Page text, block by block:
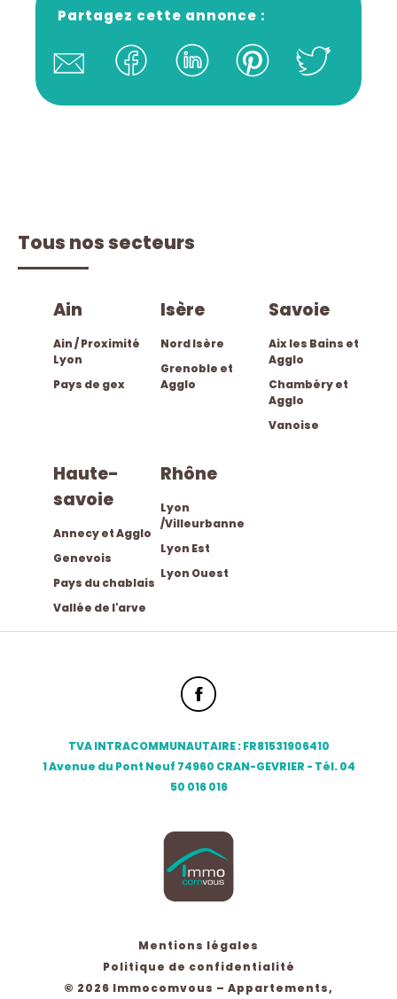
Partagez cette annonce :
Tous nos secteurs
ain
Ain / Proximité
Lyon
Pays de gex
isère
Nord Isère
Grenoble et
Agglo
savoie
Aix les Bains et
Agglo
Chambéry et
Agglo
Vanoise
haute-
savoie
Annecy et Agglo
Genevois
Pays du chablais
Vallée de l'arve
rhône
Lyon
/Villeurbanne
Lyon Est
Lyon Ouest
TVA INTRACOMMUNAUTAIRE : FR81531906410
1 Avenue du Pont Neuf 74960 CRAN-GEVRIER - Tél. 04
50 016 016
Mentions légales
Politique de confidentialité
© 2026 Immocomvous – Appartements,